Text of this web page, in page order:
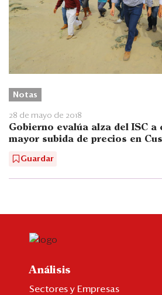
Notas
28 de mayo de 2018
Gobierno evalúa alza del ISC a
mayor subida de precios en
Guardar
Análisis
Sectores y Empresas